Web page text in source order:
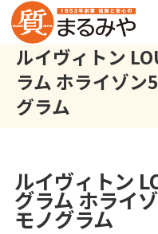
ルイヴィトン
ラム ホライゾン
グラム
ルイヴィトン
グラム ホライ
モノグラム